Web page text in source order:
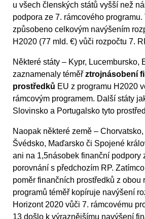
u všech členských států vyšší než
podpora ze 7. rámcového programu.
způsobeno celkovým navýšením
H2020 (77 mld. €) vůči rozpočtu 7.
Některé státy – Kypr, Lucembursko,
zaznamenaly téměř ztrojnásobení
prostředků EU z programu H2020
rámcovým programem. Další státy
Slovinsko a Portugalsko tyto
Naopak některé země –
Švédsko, Maďarsko či Spojené
ani na 1,5násobek finanční podpory
porovnání s předchozím RP.
poměr finančních prostředků z obou
programů téměř kopíruje navýšení
Horizont 2020 vůči 7. rámcovému
13 došlo k výraznějšímu navýšení